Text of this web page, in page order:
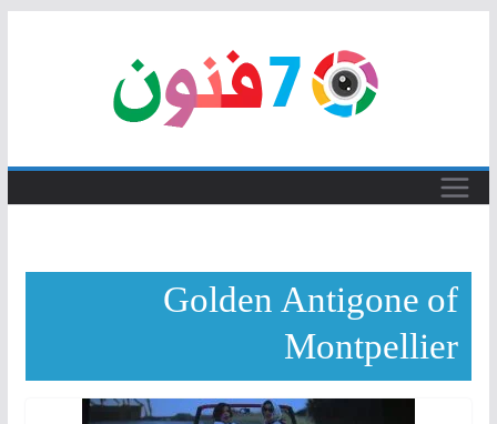
Golden Antigone of
Montpellier